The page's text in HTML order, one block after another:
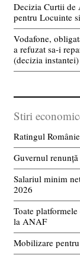
Decizia Curtii de
pentru Locuinte
Vodafone,
a refuzat sa-i
(decizia instantei)
Stiri
Ratingul
Guvernul
Salariul minim
2026
Toate
la ANAF
Mobilizare